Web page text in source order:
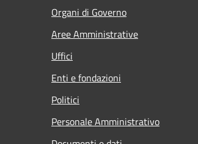
Organi di Governo
Aree Amministrative
Uffici
Enti e fondazioni
Politici
Personale Amministrativo